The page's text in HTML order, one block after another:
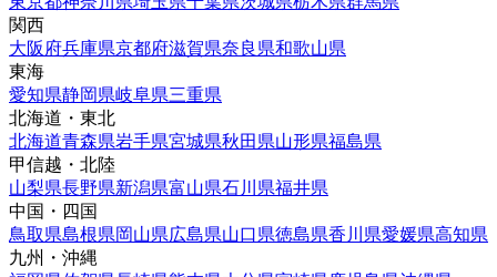
関西
大阪府兵庫県京都府滋賀県奈良県和歌山県
東海
愛知県静岡県岐阜県三重県
北海道・東北
北海道青森県岩手県宮城県秋田県山形県福島県
甲信越・北陸
山梨県長野県新潟県富山県石川県福井県
中国・四国
鳥取県島根県岡山県広島県山口県徳島県香川県愛媛県高知県
九州・沖縄